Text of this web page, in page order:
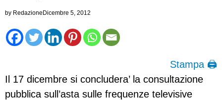
by RedazioneDicembre 5, 2012
Stampa 🖨
Il 17 dicembre si concludera’ la consultazione
pubblica sull’asta sulle frequenze televisive